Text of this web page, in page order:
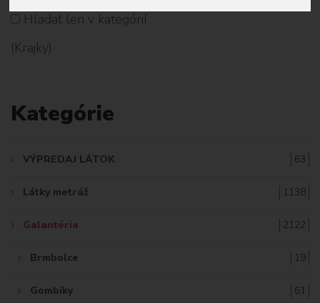
D
Hladať len v kategórií
(Krajky)
Kategórie
VÝPREDAJ LÁTOK 63
Látky metráž 1138
Galantéria 2122
Brmbolce 19
Gombíky 61